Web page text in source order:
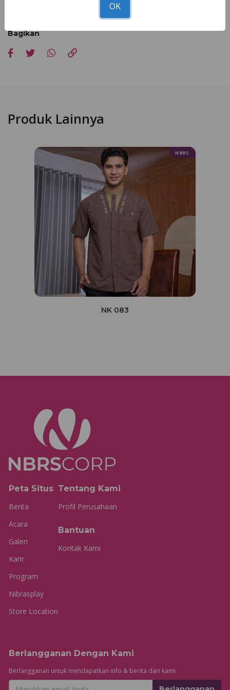
Bagikan
Produk Lainnya
N’BRS
NK 083
Peta Situs
Berita
Acara
Galeri
Karir
Program
Nibrasplay
Store Location
Tentang Kami
Profil Perusahaan
Bantuan
Kontak Kami
Berlangganan Dengan Kami
Berlangganan untuk mendapatkan info & berita dari kami
OK